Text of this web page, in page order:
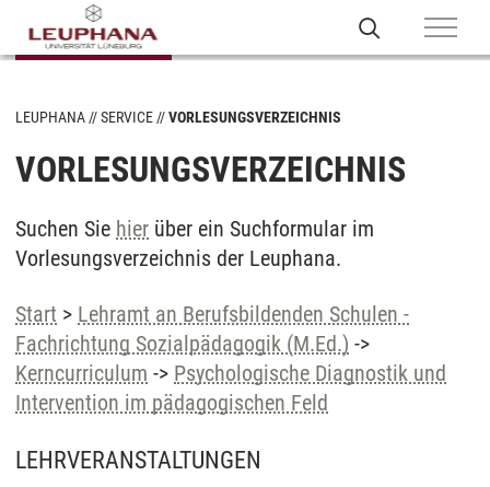
LEUPHANA SERVICE VORLESUNGSVERZEICHNIS
VORLESUNGSVERZEICHNIS
Suchen Sie hier über ein Suchformular im
Vorlesungsverzeichnis der Leuphana.
Start > Lehramt an Berufsbildenden Schulen -
Fachrichtung Sozialpädagogik (M.Ed.) ->
Kerncurriculum -> Psychologische Diagnostik und
Intervention im pädagogischen Feld
LEHRVERANSTALTUNGEN